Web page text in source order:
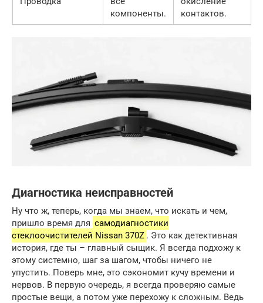
компоненты.
контактов.
Диагностика неисправностей
Ну что ж, теперь, когда мы знаем, что искать и чем,
пришло время для самодиагностики
стеклоочистителей Nissan 370Z . Это как детективная
история, где ты – главный сыщик. Я всегда подхожу к
этому системно, шаг за шагом, чтобы ничего не
упустить. Поверь мне, это сэкономит кучу времени и
нервов. В первую очередь, я всегда проверяю самые
простые вещи, а потом уже перехожу к сложным. Ведь